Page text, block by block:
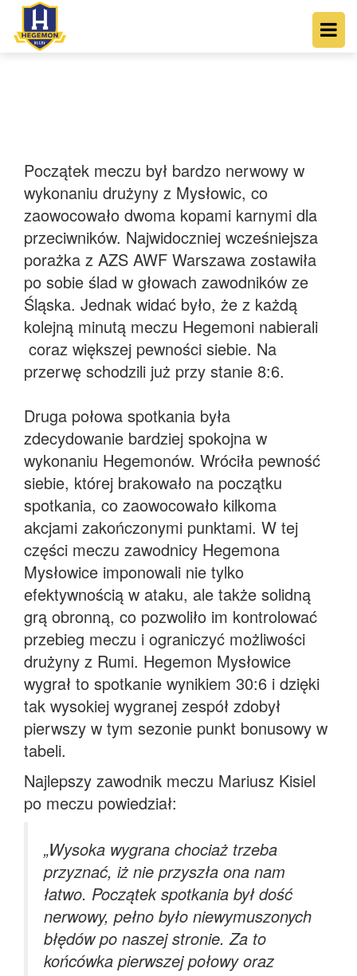
Początek meczu był bardzo nerwowy w
wykonaniu drużyny z Mysłowic, co
zaowocowało dwoma kopami karnymi dla
przeciwników. Najwidoczniej wcześniejsza
porażka z AZS AWF Warszawa zostawiła
po sobie ślad w głowach zawodników ze
Śląska. Jednak widać było, że z każdą
kolejną minutą meczu Hegemoni nabierali
coraz większej pewności siebie. Na
przerwę schodzili już przy stanie 8:6.
Druga połowa spotkania była
zdecydowanie bardziej spokojna w
wykonaniu Hegemonów. Wróciła pewność
siebie, której brakowało na początku
spotkania, co zaowocowało kilkoma
akcjami zakończonymi punktami. W tej
części meczu zawodnicy Hegemona
Mysłowice imponowali nie tylko
efektywnością w ataku, ale także solidną
grą obronną, co pozwoliło im kontrolować
przebieg meczu i ograniczyć możliwości
drużyny z Rumi. Hegemon Mysłowice
wygrał to spotkanie wynikiem 30:6 i dzięki
tak wysokiej wygranej zespół zdobył
pierwszy w tym sezonie punkt bonusowy w
tabeli.
Najlepszy zawodnik meczu Mariusz Kisiel
po meczu powiedział:
„Wysoka wygrana chociaż trzeba
przyznać, iż nie przyszła ona nam
łatwo. Początek spotkania był dość
nerwowy, pełno było niewymuszonych
błędów po naszej stronie. Za to
końcówka pierwszej połowy oraz